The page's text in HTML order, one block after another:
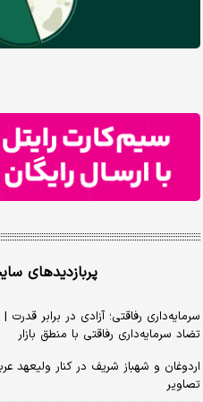
پربازدیدهای
سرمایه‌داری رفاقتی؛ آزادی در برابر قدرت
تضاد سرمایه‌داری رفاقتی با منطق بازار
اردوغان و شهباز شریف در کنار ولیعهد
تصاویر